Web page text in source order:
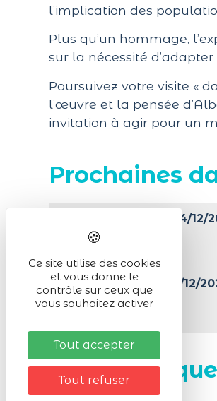
l’implication des
Plus qu’un hommage,
sur la nécessité
Poursuivez votre visite «
l’œuvre et la pensée
invitation à agir pour un
Prochaines
Du 28/06/2026 au 24/12/
Du 27/12/2026 au 31/12/
Infos
Ce site utilise des cookies
et vous donne le
contrôle sur ceux que
vous souhaitez activer
Tout accepter
Tout refuser